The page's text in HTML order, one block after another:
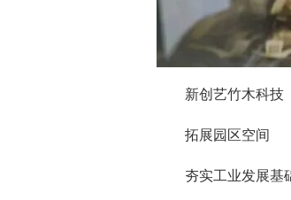
新创艺竹木科技
拓展园区空间
夯实工业发展基